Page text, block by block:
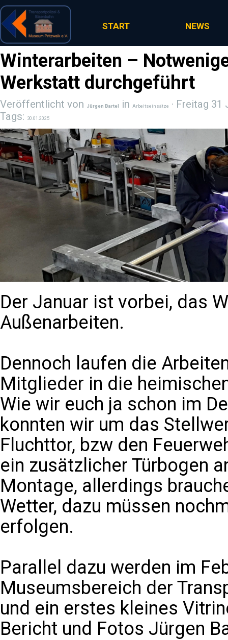
Direkt zum Seiteninhalt
START NEWS
Winterarbeiten –
Werkstatt durchgeführt
Veröffentlicht von Jürgen Bartel in Arbeitseinsätze
· Freitag 31
Tags:
30.01.2025
Der Januar ist vorbei, das
Außenarbeiten.
Dennoch laufen die
Mitglieder in die
Wie wir euch ja schon im
konnten wir um das
Fluchttor, bzw den
ein zusätzlicher Türbogen
Montage, allerdings
Wetter, dazu müssen
erfolgen.
Parallel dazu werden im
Museumsbereich der
und ein erstes kleines
Bericht und Fotos Jürgen